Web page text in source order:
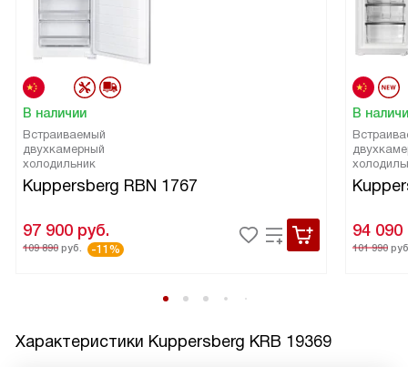
В наличии
Встраиваемый
двухкамерный
холодильник
Kuppersberg RBN 1767
97 900 руб.
109 890 руб. -11%
В
94 090
101 990
Характеристики Kuppersberg KRB 19369